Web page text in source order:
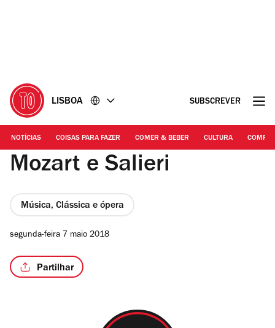
LISBOA SUBSCREVER
NOTÍCIAS COISAS PARA FAZER COMER & BEBER CULTURA
Mozart e Salieri
Música, Clássica e ópera
segunda-feira 7 maio 2018
Partilhar